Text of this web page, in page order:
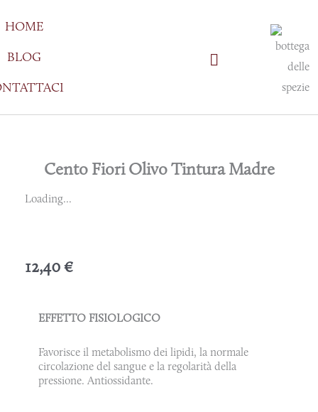
al
contenuto
HOME
BLOG
Cento Fiori Olivo Tintura Madre
Loading...
12,40€
EFFETTO FISIOLOGICO
Favorisce il metabolismo dei lipidi, la normale
circolazione del sangue e la regolarità della
pressione. Antiossidante.